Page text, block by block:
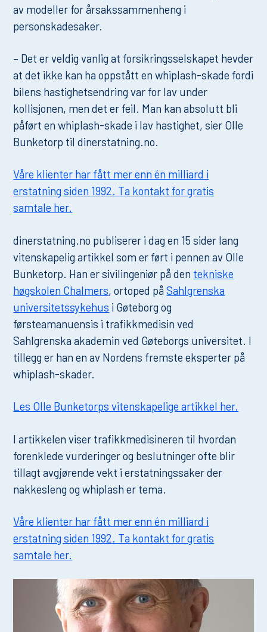
av modeller for årsakssammenheng i
personskadesaker.
– Det er veldig vanlig at forsikringsselskapet hevder
at det ikke kan ha oppstått en whiplash-skade fordi
bilens hastighetsendring var for lav under
kollisjonen, men det er feil. Man kan absolutt bli
påført en whiplash-skade i lav hastighet, sier Olle
Bunketorp til dinerstatning.no.
Våre klienter har fått mer enn én milliard i
erstatning siden 1992. Ta kontakt for gratis
samtale her.
dinerstatning.no publiserer i dag en 15 sider lang
vitenskapelig artikkel som er ført i pennen av Olle
Bunketorp. Han er sivilingeniør på den tekniske
høgskolen Chalmers, ortoped påSahlgrenska
universitetssykehus i Gøteborg og
førsteamanuensis i trafikkmedisin ved
Sahlgrenska akademin ved Gøteborgs universitet. I
tillegg er han en av Nordens fremste eksperter på
whiplash-skader.
Les Olle Bunketorps vitenskapelige artikkel her.
I artikkelen viser trafikkmedisineren til hvordan
forenklede vurderinger og beslutninger ofte blir
tillagt avgjørende vekt i erstatningssaker der
nakkesleng og whiplash er tema.
Våre klienter har fått mer enn én milliard i
erstatning siden 1992. Ta kontakt for gratis
samtale her.